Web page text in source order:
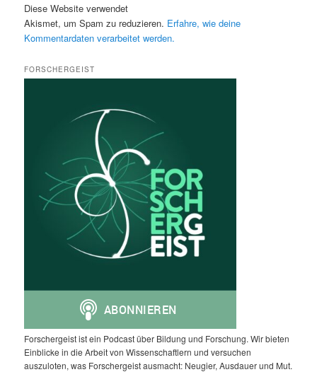
Diese Website verwendet
Akismet, um Spam zu reduzieren. Erfahre, wie deine
Kommentardaten verarbeitet werden.
FORSCHERGEIST
Forschergeist ist ein Podcast über Bildung und Forschung. Wir bieten
Einblicke in die Arbeit von Wissenschaftlern und versuchen
auszuloten, was Forschergeist ausmacht: Neugier, Ausdauer und Mut.